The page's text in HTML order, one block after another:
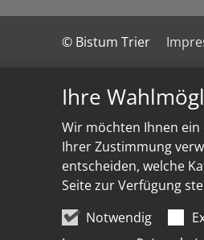
Ihre
Wir möchten Ihnen
Ihrer Zustimmung
entscheiden, welche
Seite zur Verfügung
Notwendig
© Bistum Trier